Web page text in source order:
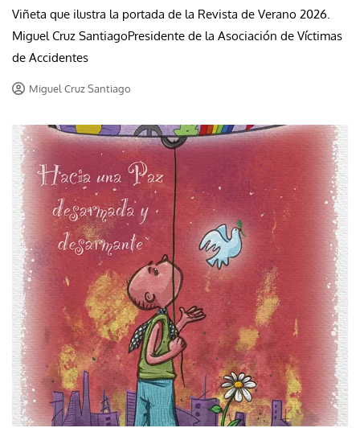
Viñeta que ilustra la portada de la Revista de Verano 2026.
Miguel Cruz SantiagoPresidente de la Asociación de Víctimas
de Accidentes
Miguel Cruz Santiago